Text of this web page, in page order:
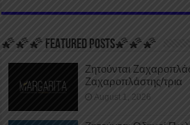
🌠🌠🌠 FEATURED POSTS🌠🌠🌠
Ζητούνται
Ζαχαροπλάστης/τρια
August 1, 2026